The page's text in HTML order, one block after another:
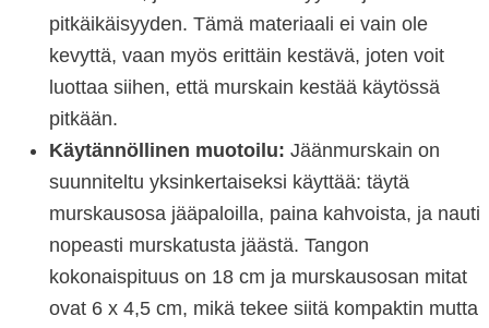
pitkäikäisyyden. Tämä materiaali ei vain ole
kevyttä, vaan myös erittäin kestävä, joten voit
luottaa siihen, että murskain kestää käytössä
pitkään.
Käytännöllinen muotoilu: Jäänmurskain on
suunniteltu yksinkertaiseksi käyttää: täytä
murskausosa jääpaloilla, paina kahvoista, ja nauti
nopeasti murskatusta jäästä. Tangon
kokonaispituus on 18 cm ja murskausosan mitat
ovat 6 x 4,5 cm, mikä tekee siitä kompaktin mutta